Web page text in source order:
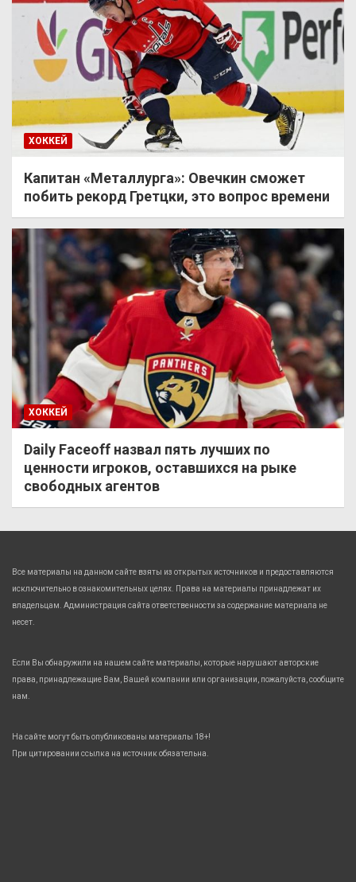
ХОККЕЙ
Капитан «Металлурга»: Овечкин сможет
побить рекорд Гретцки, это вопрос времени
ХОККЕЙ
Daily Faceoff назвал пять лучших по
ценности игроков, оставшихся на рыке
свободных агентов
Все материалы на данном сайте взяты из открытых источников и предоставляются
исключительно в ознакомительных целях. Права на материалы принадлежат их
владельцам. Администрация сайта ответственности за содержание материала не
несет.
Если Вы обнаружили на нашем сайте материалы, которые нарушают авторские
права, принадлежащие Вам, Вашей компании или организации, пожалуйста, сообщите
нам.
На сайте могут быть опубликованы материалы 18+!
При цитировании ссылка на источник обязательна.